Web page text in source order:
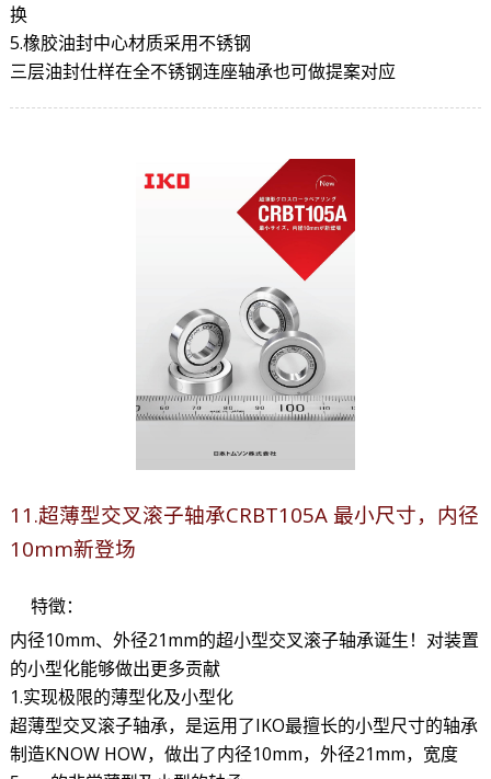
换
5.橡胶油封中心材质采用不锈钢
三层油封仕样在全不锈钢连座轴承也可做提案对应
11.超薄型交叉滚子轴承CRBT105A 最小尺寸，内径
10mm新登场
特徵：
内径10mm、外径21mm的超小型交叉滚子轴承诞生！对装置
的小型化能够做出更多贡献
1.实现极限的薄型化及小型化
超薄型交叉滚子轴承，是运用了IKO最擅长的小型尺寸的轴承
制造KNOW HOW，做出了内径10mm，外径21mm，宽度